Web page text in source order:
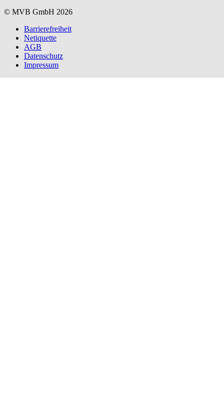
© MVB GmbH 2026
Barrierefreiheit
Netiquette
AGB
Datenschutz
Impressum